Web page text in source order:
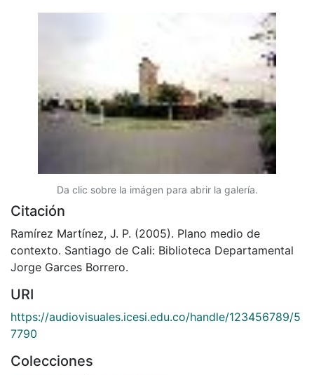
Da clic sobre la imágen para abrir la galería.
Citación
Ramírez Martínez, J. P. (2005). Plano medio de
contexto. Santiago de Cali: Biblioteca Departamental
Jorge Garces Borrero.
URI
https://audiovisuales.icesi.edu.co/handle/123456789/5
7790
Colecciones